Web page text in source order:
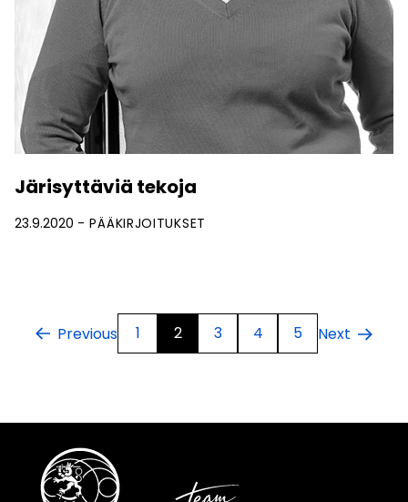
Järisyttäviä tekoja
23.9.2020 PÄÄKIRJOITUKSET
Previous 1 2 3 4 5 Next